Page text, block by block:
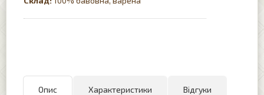
Опис Характеристики Відгуки